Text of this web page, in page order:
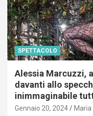
SPETTACOLO
Alessia Marcuzzi,
davanti allo
inimmaginabile
Gennaio 20, 2024 Maria